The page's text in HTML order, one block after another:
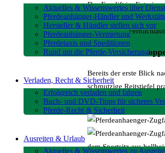
Aktuelles & Wissenswertes über
Pferdeanhänger-Händler und
Hersteller & Händler stellen sich vor
Pferdeanhänger-Vermietung
Pferdetaxis und Speditionen
Rund um die Pferde-Versicherung
Verladen, Recht & Sicherheit
Erfolgreich verladen und fahren
Buch- und DVD-Tipps für sicheres
Pferde-Recht & Sicherheit
Ausreiten & Urlaub
Aktuelles & Wissenswertes zu
Das Facelift im
D-Leuchtenband strahlt
dynamischer
Innere Werte:
Bereits der erste Blick
schmutzige Reitstiefel
kuscheliges Raumgefühl
dem Sportsitz aus